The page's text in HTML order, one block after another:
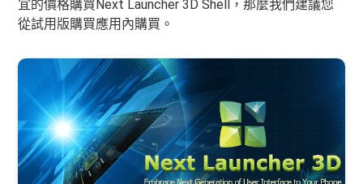
宜的價格購買Next Launcher 3D Shell，那麼我們建議您
從試用版購買應用內購買。